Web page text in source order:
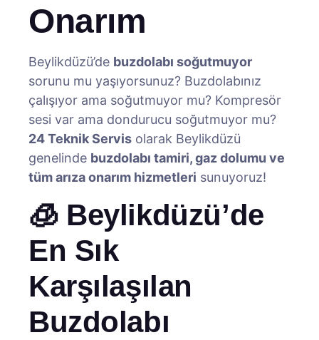
Onarım
Beylikdüzü’de buzdolabı soğutmuyor
sorunu mu yaşıyorsunuz? Buzdolabınız
çalışıyor ama soğutmuyor mu? Kompresör
sesi var ama dondurucu soğutmuyor mu?
24 Teknik Servis olarak Beylikdüzü
genelinde buzdolabı tamiri, gaz dolumu ve
tüm arıza onarım hizmetleri sunuyoruz!
🧊 Beylikdüzü’de
En Sık
Karşılaşılan
Buzdolabı